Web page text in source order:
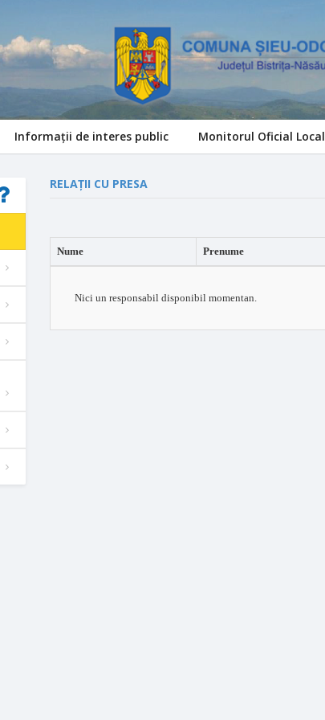
Informații de interes public Monitorul Oficial Local
RELAȚII CU PRESA
Nume Prenume
Nici un responsabil disponibil momentan.